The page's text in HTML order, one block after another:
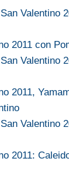
Valentino
2011 con
Valentino
2011,
Valentino
2011: